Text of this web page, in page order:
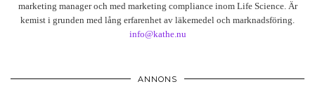
marketing manager och med marketing compliance inom Life Science. Är
kemist i grunden med lång erfarenhet av läkemedel och marknadsföring.
info@kathe.nu
ANNONS